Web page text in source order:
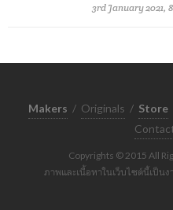
3rd January 2021,
Makers / Originals / Store
Copyrights © 2015 All
ภาพและเนื้อหาในเว็บไซต์นี้เป็